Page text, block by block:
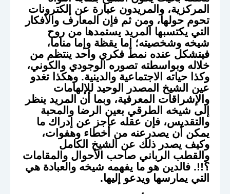
المركزية، والمريدون عبارة عن إلكترونات
تحوم حولها، ومن ثم فإن المعارف والأفكار
التي يكتسبها المريد يستمدها من روح
شيخه وشخصيته؛ إما يقظة وإما مناما،
فيتشكل عنده نمط فكري واحد ينتظم من
خلاله وبواسطته تصوره الوجودي والكوني،
وكذا حياته الاجتماعية والدينية. وهكذا تغدو
عين الشيخ المصدر الوحيد للإلهامات
والإشراقات المعرفية، وبما أن المريد ينظر
إلى شيخه الطرقي بعين الرضا والمحبة
والتقديس، فإن عقله عاجز عن إدراك ما
يمكن أن يصدرعنه من أخطاء وهفوات،
وكيف يصدر ذلك عن الشيخ الكامل
والقطب الرباني صاحب الأحوال والمقامات
؟!!. فالدين هو ما يفهمه شيخه والعبادة هي
التي يمارسها ويدعو إليها.